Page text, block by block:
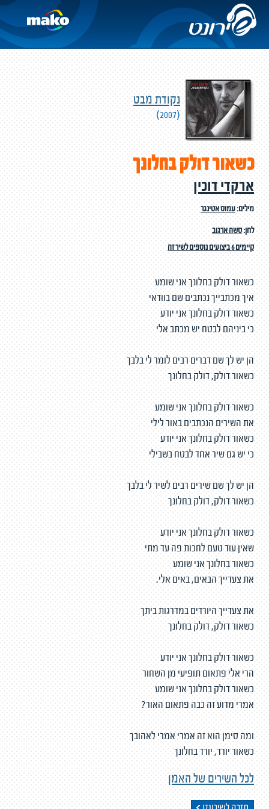
נקודת מבט
(2007)
כשאור דולק בחלונך
ארקדי דוכין
מילים:עמוס אטינגר
לחן:סשה ארגוב
קיימים 6 ביצועים נוספים לשיר זה
כשאור דולק בחלונך אני שומע
איך מכתבייך נכתבים שם בוודאי
כשאור דולק בחלונך אני יודע
כי ביניהם לבטח יש מכתב אלי
הן יש לך שם דברים רבים לומר לי בלבך
כשאור דולק, דולק בחלונך
כשאור דולק בחלונך אני שומע
את השירים הנכתבים באור לילי
כשאור דולק בחלונך אני יודע
כי יש גם שיר אחד לבטח בשבילי
הן יש לך שם שירים רבים לשיר לי בלבך
כשאור דולק, דולק בחלונך
כשאור דולק בחלונך אני יודע
שאין עוד טעם לחכות פה עד מתי
כשאור בחלונך אני שומע
את צעדייך הבאים, באים אלי.
את צעדייך היורדים במדרגות ביתך
כשאור דולק, דולק בחלונך
כשאור דולק בחלונך אני יודע
הרי אלי פתאום תופיעי מן השחור
כשאור דולק בחלונך אני שומע
אמרי מדוע זה כבה פתאום האור?
ומה סימן הוא זה אמרי אמרי לאהובך
כשאור יורד, יורד בחלונך
לכל השירים של האמן